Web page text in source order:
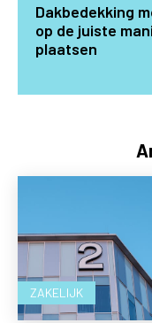
ZAKELIJK
Dakbedekking
op de juiste
plaatsen